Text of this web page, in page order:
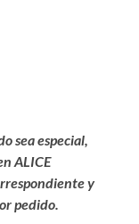
sea especial,
ALICE
y
pedido.